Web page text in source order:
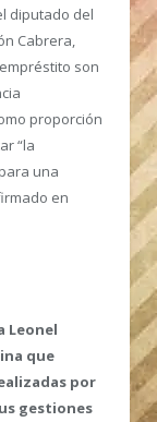
diputado del
Cabrera,
son
proporción
“la
una
en
Leonel
que
por
gestiones